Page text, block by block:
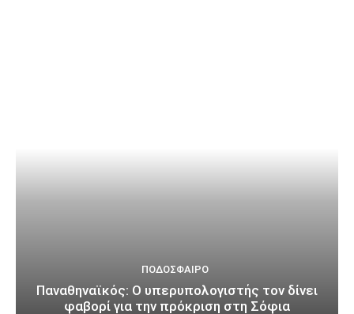
ΠΟΔΌΣΦΑΙΡΟ
Παναθηναϊκός: Ο υπερυπολογιστής τον δίνει
φαβορί για την πρόκριση στη Σόφια